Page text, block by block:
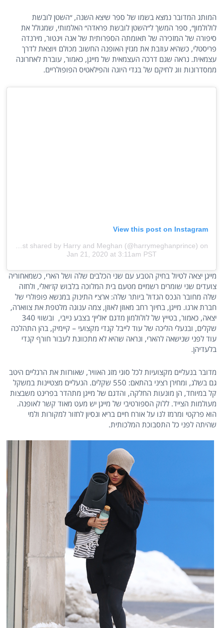
המותג המדובר נמצא בשמו של ספר שיצא השנה, ״השטן לובשת
לולולמון״, ספר המשך ל״השטן לובשת פראדה״ האלמותי, שמגולל את
סיפורה של המזכירה של תאומתה הספרותית של אנה וינטור, מירנדה
פריסטלי, כשהיא עוזבת את מגזין האופנה החשוב מכולם ויוצאת לדרך
עצמאית. נראה שגם דרכה העצמאית של מייגן, כאמור, עוברת לאחרונה
ממסדרונות ווג לחיקם של בגדי היוגה והפילאטיס הפופולריים.
View this post on Instagram
on
Jan 21, 2020 at 3:11am PST
מייגן יצאה לטיול בחיק הטבע עם שני הכלבים שלה ושל הארי, כשמאחוריה
צועדים שני שומרים רשמיים מטעם בית המלוכה בלבוש קז׳ואלי, ולחזה
שלה מחובר הנכס הגדול ביותר שלה: ארצ׳י התינוק במנשא פופולרי של
חברת ארגו. מייגן, בחיוך רחב מאוזן לאוזן, צמה ענוגה מלטפת את צווארה,
יצאה, כאמור, בטייץ של לולולמון מדגם ׳אליין׳ בצבע נייבי, ובשווי 340
שקלים, ובנעלי הליכה של עוד לייבל קנדי מקצועי – קיימיק, בהן התהלכה
עוד לפני שנישאה להארי, ונראה שהיא לא מתכוונת לעבור חורף קנדי
בלעדיהן.
מדובר בנעליים מקצועיות לכל סוגי מזג האוויר, שאורזות את הרגליים היטב
גם בשלג, ומחירן רציני בהתאם: 550 שקלים. הנעליים מצטיינות במשקל
קל במיוחד, הן מונעות החלקה, והדגם של מייגן מתהדר בפרינט משבצות
מעולמות הצייד. ללוק הספורטיבי של מייגן יש מעט מאוד קשר לאופנה.
הוא פרקטי ומרמז לנו על אורח חיים בריא ונסיון לחזור למקורות ולמי
שהיתה לפני כל התסבוכת המלכותית.